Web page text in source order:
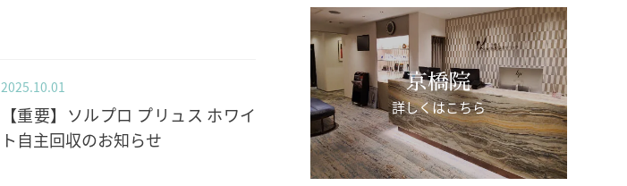
2025.10.01
【重要】ソルプロ プリュス ホワイ
ト自主回収のお知らせ
京橋院
詳しくはこちら